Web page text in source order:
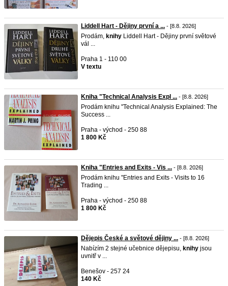
Liddell Hart - Dějiny první a ... - [8.8. 2026]
Prodám, knihy Liddell Hart - Dějiny první světové
vál ...
Praha 1 - 110 00
V textu
Kniha "Technical Analysis Expl ... - [8.8. 2026]
Prodám knihu "Technical Analysis Explained: The
Success ...
Praha - východ - 250 88
1 800 Kč
Kniha "Entries and Exits - Vis ... - [8.8. 2026]
Prodám knihu "Entries and Exits - Visits to 16
Trading ...
Praha - východ - 250 88
1 800 Kč
Dějepis České a světové dějiny ... - [8.8. 2026]
Nabízím 2 stejné učebnice dějepisu, knihy jsou
uvnitř v ...
Benešov - 257 24
140 Kč